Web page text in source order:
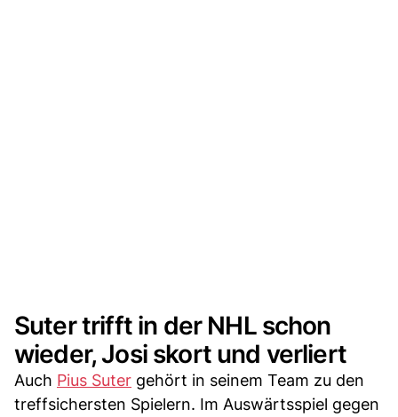
Suter trifft in der NHL schon
wieder, Josi skort und verliert
Auch Pius Suter gehört in seinem Team zu den
treffsichersten Spielern. Im Auswärtsspiel gegen